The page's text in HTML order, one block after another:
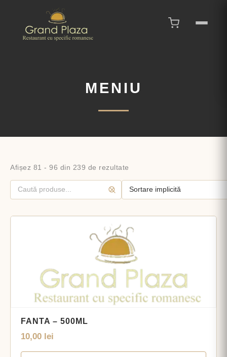
MENIU
Afișez 81 - 96 din 239 de rezultate
FANTA – 500ML
10,00 lei